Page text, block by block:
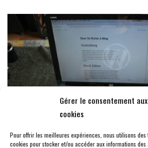
Gérer le consentement aux
cookies
Pour offrir les meilleures expériences, nous utilisons
cookies pour stocker et/ou accéder aux informations des